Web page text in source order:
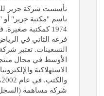
تأسست شركة جرير
باسم "مكتبة جرير"
1974 كمكتبة
فرعه الثاني في
التسعينات. تعتبر
الأوسط في مجال
الاستهلاكية
شركة مساهمة (السجل